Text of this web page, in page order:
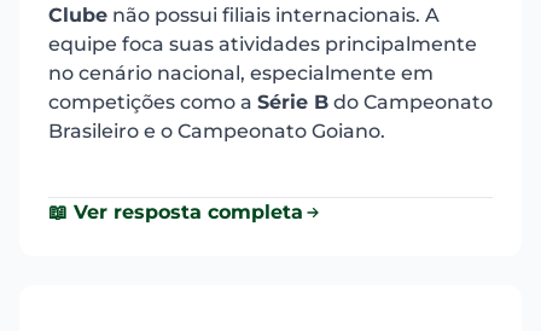
Clube não possui filiais internacionais. A
equipe foca suas atividades principalmente
no cenário nacional, especialmente em
competições como a Série B do Campeonato
Brasileiro e o Campeonato Goiano.
📖 Ver resposta completa